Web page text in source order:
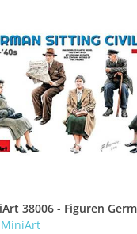
MiniArt